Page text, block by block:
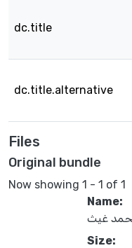
dc.title
dc.title.alternative
Files
Original bundle
Now showing 1 - 1 of 1
Name:
Size: